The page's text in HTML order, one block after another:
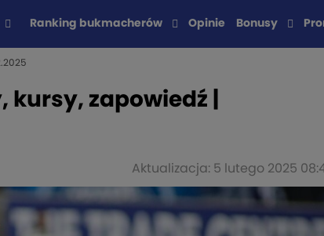
Ranking bukmacherów Opinie Bonusy
zapowiedź |
Aktualizacja: 5 lutego 2025